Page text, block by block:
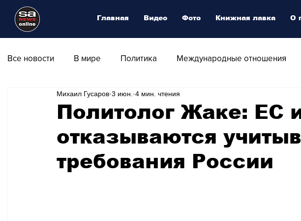
Все новости В мире Политика Международные отношения
Общество Армия Аналитика
Транспорт Культура Магия искусства Swiss Афиша
Политолог Жаке: ЕС
отказываются
требования России
Михаил Гусаров 3 июн. 4 мин. чтения
Главная Видео Фото Книжная лавка О